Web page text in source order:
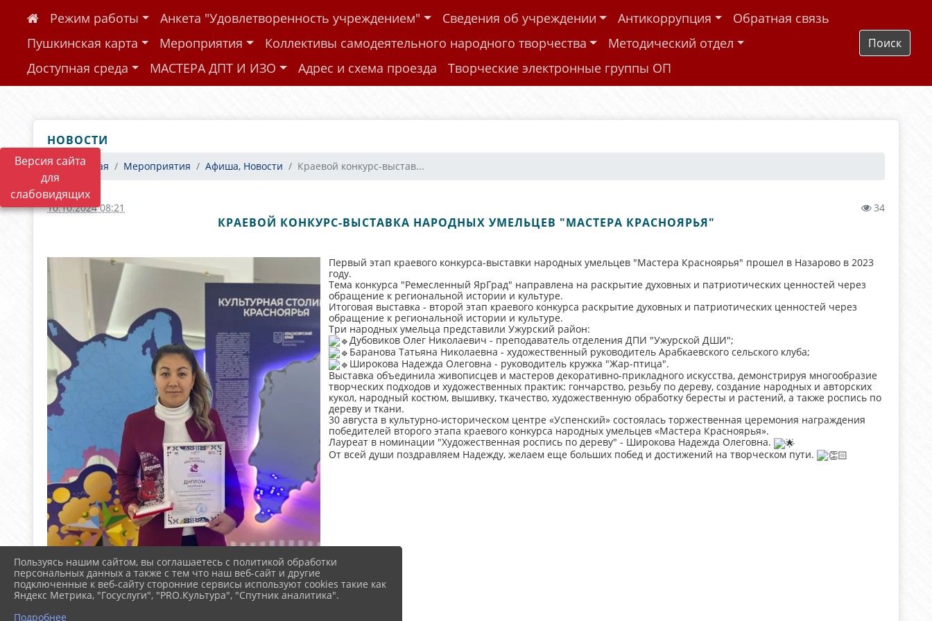
Версия сайта
для
слабовидящих
Режим работы Анкета "Удовлетворенность учреждением" Сведения об учреждении Антикоррупция
Обратная связь
Пушкинская карта
Мероприятия Коллективы самодеятельного народного творчества
Методический отдел
Доступная среда
МАСТЕРА ДПТ И ИЗО Адрес и схема проезда Творческие электронные группы ОП
Поиск
НОВОСТИ
Главная Мероприятия Афиша, Новости Краевой конкурс-выстав...
10.10.2024 08:21 34
КРАЕВОЙ КОНКУРС-ВЫСТАВКА НАРОДНЫХ УМЕЛЬЦЕВ "МАСТЕРА КРАСНОЯРЬЯ"
Первый этап краевого конкурса-выставки народных умельцев "Мастера Красноярья" прошел в Назарово в 2023
году.
Тема конкурса "Ремесленный ЯрГрад" направлена на раскрытие духовных и патриотических ценностей через
обращение к региональной истории и культуре.
Итоговая выставка - второй этап краевого конкурса раскрытие духовных и патриотических ценностей через
обращение к региональной истории и культуре.
Три народных умельца представили Ужурский район:
Дубовиков Олег Николаевич - преподаватель отделения ДПИ "Ужурской ДШИ";
Баранова Татьяна Николаевна - художественный руководитель Арабкаевского сельского клуба;
Широкова Надежда Олеговна - руководитель кружка "Жар-птица".
Выставка объединила живописцев и мастеров декоративно-прикладного искусства, демонстрируя многообразие
творческих подходов и художественных практик: гончарство, резьбу по дереву, создание народных и авторских
кукол, народный костюм, вышивку, ткачество, художественную обработку бересты и растений, а также роспись по
дереву и ткани.
30 августа в культурно-историческом центре «Успенский» состоялась торжественная церемония награждения
победителей второго этапа краевого конкурса народных умельцев «Мастера Красноярья».
Лауреат в номинации "Художественная роспись по дереву" - Широкова Надежда Олеговна.
От всей души поздравляем Надежду, желаем еще больших побед и достижений на творческом пути.
Пользуясь нашим сайтом, вы соглашаетесь с политикой обработки
персональных данных а также с тем что наш веб-сайт и другие
подключенные к веб-сайту сторонние сервисы используют cookies такие как
Яндекс Метрика, "Госуслуги", "PRO.Культура", "Спутник аналитика".
Подробнее